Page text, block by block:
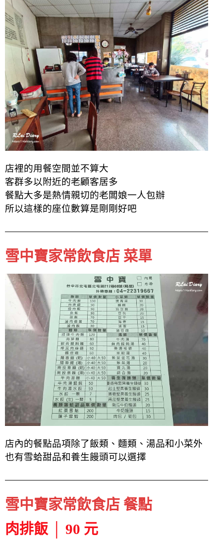
店裡的用餐空間並不算大
客群多以附近的老顧客居多
餐點大多是熱情親切的老闆娘一人包辦
所以這樣的座位數算是剛剛好吧
雪中寶家常飲食店 菜單
店內的餐點品項除了飯類、麵類、湯品和小菜外
也有雪蛤甜品和養生饅頭可以選擇
雪中寶家常飲食店 餐點
肉排飯 │ 90 元